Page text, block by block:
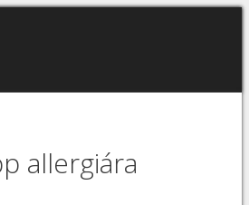
allergiára